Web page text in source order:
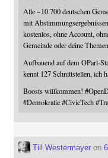
Alle ~10.700 deutschen
mit
kostenlos, ohne Account,
Gemeinde oder deine Themen
Aufbauend auf dem OParl-
kennt 127 Schnittstellen, ich
Boosts willkommen! #
#Demokratie #CivicTech #
Till Westermayeron